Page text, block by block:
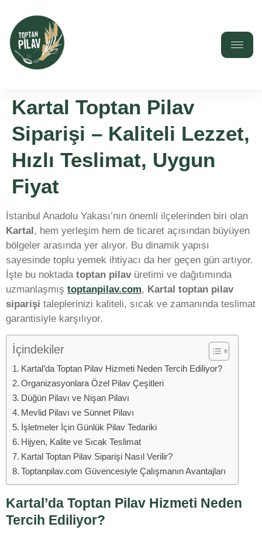
Kartal Toptan Pilav
Siparişi – Kaliteli Lezzet,
Hızlı Teslimat, Uygun
Fiyat
İstanbul Anadolu Yakası’nın önemli ilçelerinden biri olan
Kartal , hem yerleşim hem de ticaret açısından büyüyen
bölgeler arasında yer alıyor. Bu dinamik yapısı
sayesinde toplu yemek ihtiyacı da her geçen gün artıyor.
İşte bu noktada toptan pilavüretimi ve dağıtımında
uzmanlaşmış toptanpilav.com, Kartal toptan pilav
siparişi taleplerinizi kaliteli, sıcak ve zamanında teslimat
garantisiyle karşılıyor.
İçindekiler
Kartal’da Toptan Pilav Hizmeti Neden Tercih Ediliyor?
Organizasyonlara Özel Pilav Çeşitleri
Düğün Pilavı ve Nişan Pilavı
Mevlid Pilavı ve Sünnet Pilavı
İşletmeler İçin Günlük Pilav Tedariki
Hijyen, Kalite ve Sıcak Teslimat
Kartal Toptan Pilav Siparişi Nasıl Verilir?
Toptanpilav.com Güvencesiyle Çalışmanın Avantajları
Kartal’da Toptan Pilav Hizmeti Neden
Tercih Ediliyor?